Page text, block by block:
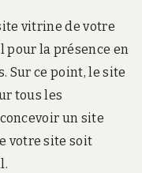
vitrine de votre
pour la présence en
Sur ce point, le site
tous les
un site
votre site soit